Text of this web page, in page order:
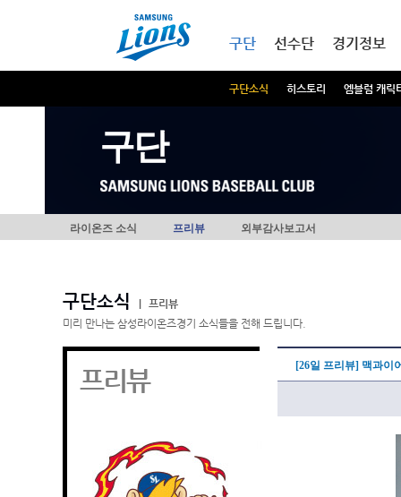
구단
구단소식 히스토리 엠블럼 캐릭
선수단 경기정보
구단
라이온즈 소식 프리뷰 외부감사보고서
구단소식
프리뷰
미리 만나는 삼성라이온즈경기 소식들을 전해 드립니다.
프리뷰 [26일 프리뷰] 맥과이